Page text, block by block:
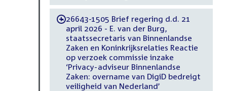
-26643-1505 Brief regering d.d. 21
april 2026 - E. van der Burg,
staatssecretaris van Binnenlandse
Zaken en Koninkrijksrelaties Reactie
op verzoek commissie inzake
‘Privacy-adviseur Binnenlandse
Zaken: overname van DigiD bedreigt
veiligheid van Nederland’